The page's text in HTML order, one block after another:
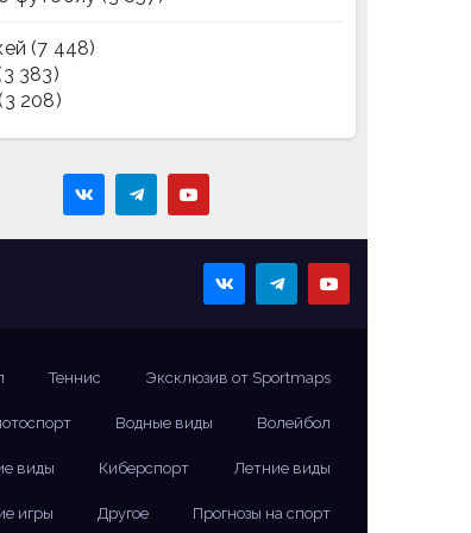
(7 448)
383)
208)
Теннис Эксклюзив от Sportmaps
Водные виды Волейбол
виды Киберспорт Летние виды
игры Другое Прогнозы на спорт